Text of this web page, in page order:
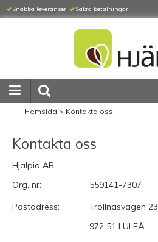
Snabba leveranser Säkra betalningar
Hemsida > Kontakta oss
Kontakta oss
Hjalpia AB
Org. nr:
559141-7307
Postadress:
Trollnäsvägen 23
972 51 LULEÅ